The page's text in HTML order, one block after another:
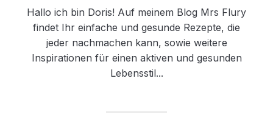
Hallo ich bin Doris! Auf meinem Blog Mrs Flury
findet Ihr einfache und gesunde Rezepte, die
jeder nachmachen kann, sowie weitere
Inspirationen für einen aktiven und gesunden
Lebensstil...